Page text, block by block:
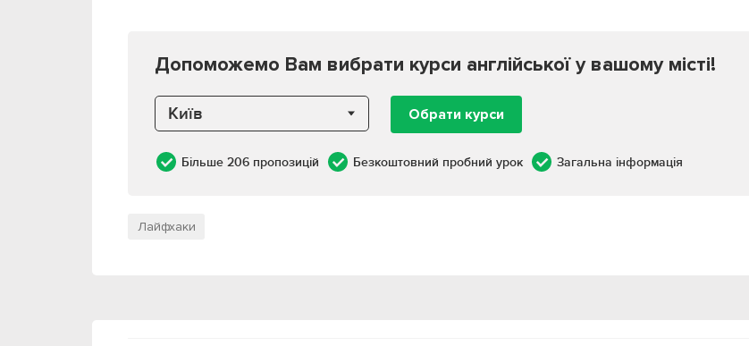
Допоможемо Вам вибрати курси англійської у вашому місті!
Київ Обрати курси
Більше 206 пропозицій Безкоштовний пробний урок Загальна інформація
Лайфхаки